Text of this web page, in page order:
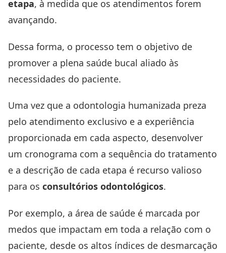
etapa, à medida que os atendimentos forem
avançando.
Dessa forma, o processo tem o objetivo de
promover a plena saúde bucal aliado às
necessidades do paciente.
Uma vez que a odontologia humanizada preza
pelo atendimento exclusivo e a experiência
proporcionada em cada aspecto, desenvolver
um cronograma com a sequência do tratamento
e a descrição de cada etapa é recurso valioso
para os consultórios odontológicos.
Por exemplo, a área de saúde é marcada por
medos que impactam em toda a relação com o
paciente, desde os altos índices de desmarcação